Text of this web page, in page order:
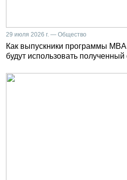
29 июля 2026 г. — Общество
Как выпускники программы MBA
будут использовать